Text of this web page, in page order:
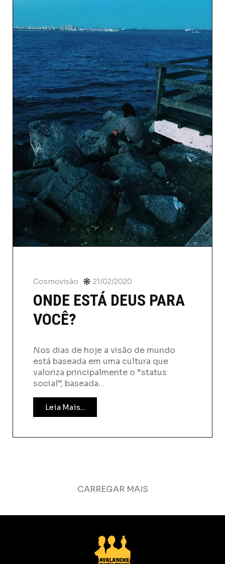
Cosmovisão 21/02/2020
ONDE ESTÁ DEUS PARA
VOCÊ?
Nos dias de hoje a visão de mundo
está baseada em uma cultura que
valoriza principalmente o “status
social”, baseada…
Leia Mais...
CARREGAR MAIS